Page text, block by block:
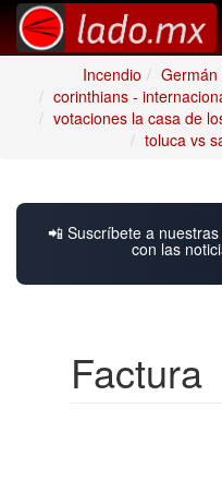
Incendio
corinthians -
votaciones la casa de
toluca vs
📲 Suscríbete a
con las
Factura